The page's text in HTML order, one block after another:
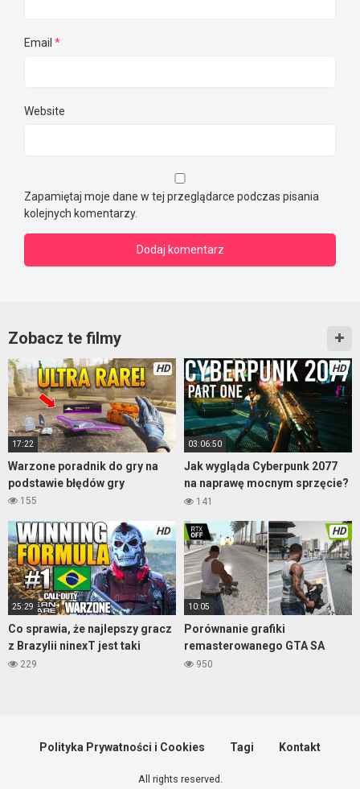
Email *
Website
Zapamiętaj moje dane w tej przeglądarce podczas pisania
kolejnych komentarzy.
Zobacz te filmy
HD
17:22
Warzone poradnik do gry na
podstawie błędów gry
155
HD
03:06:50
Jak wygląda Cyberpunk 2077
na naprawę mocnym sprzęcie?
– gameplay część 1
141
HD
25:29
Co sprawia, że najlepszy gracz
z Brazylii ninexT jest taki
dobry? – Warzone
229
HD
10:05
Porównanie grafiki
remasterowanego GTA SA
2004 kontra 2021
950
Polityka Prywatności i Cookies Tagi Kontakt
All rights reserved.